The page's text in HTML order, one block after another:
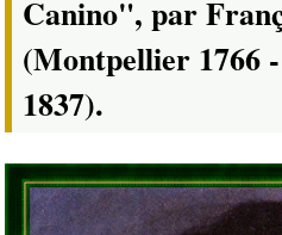
Canino", par
(Montpellier 1766
1837).